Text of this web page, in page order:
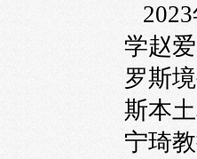
学赵
罗斯
斯本
宁琦